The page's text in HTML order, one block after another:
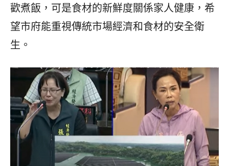
歡煮飯，可是食材的新鮮度關係家人健康，希
望市府能重視傳統市場經濟和食材的安全衛
生。